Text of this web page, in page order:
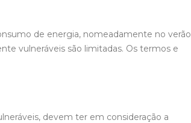
de energia, nomeadamente no verão
vulneráveis são limitadas. Os termos e
devem ter em consideração a